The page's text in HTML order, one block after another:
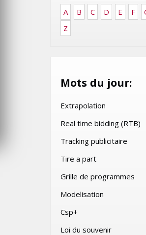
A B C D E F
Z
Mots du jour:
Extrapolation
Real time bidding (RTB)
Tracking publicitaire
Tire a part
Grille de programmes
Modelisation
Csp+
Loi du souvenir
SUR UNE
MARIAGE